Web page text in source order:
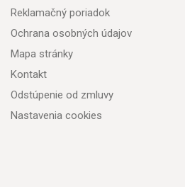
Reklamačný poriadok
Ochrana osobných údajov
Mapa stránky
Kontakt
Odstúpenie od zmluvy
Nastavenia cookies